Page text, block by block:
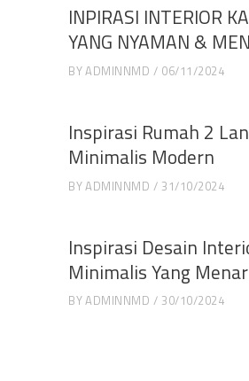
INPIRASI INTERIOR
YANG NYAMAN &
BYADMINNMD 06/11/2024
Inspirasi Rumah 2
Minimalis Modern
BYADMINNMD 31/10/2024
Inspirasi Desain
Minimalis Yang
BYADMINNMD 30/10/2024